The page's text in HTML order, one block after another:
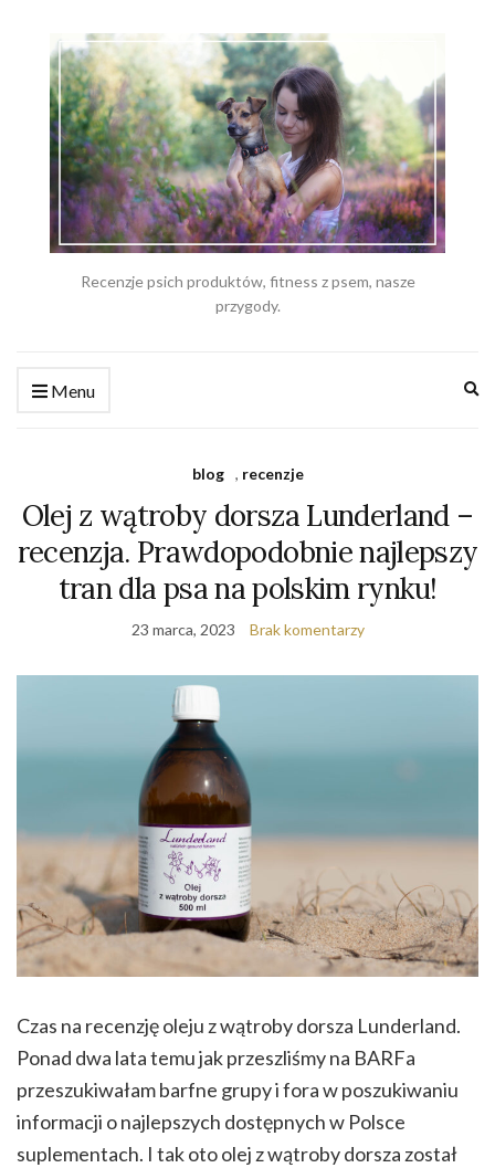
Recenzje psich produktów, fitness z psem, nasze
przygody.
Menu
blog , recenzje
Olej z wątroby dorsza Lunderland –
recenzja. Prawdopodobnie najlepszy
tran dla psa na polskim rynku!
23 marca, 2023 Brak komentarzy
Czas na recenzję oleju z wątroby dorsza Lunderland.
Ponad dwa lata temu jak przeszliśmy na BARFa
przeszukiwałam barfne grupy i fora w poszukiwaniu
informacji o najlepszych dostępnych w Polsce
suplementach. I tak oto olej z wątroby dorsza został